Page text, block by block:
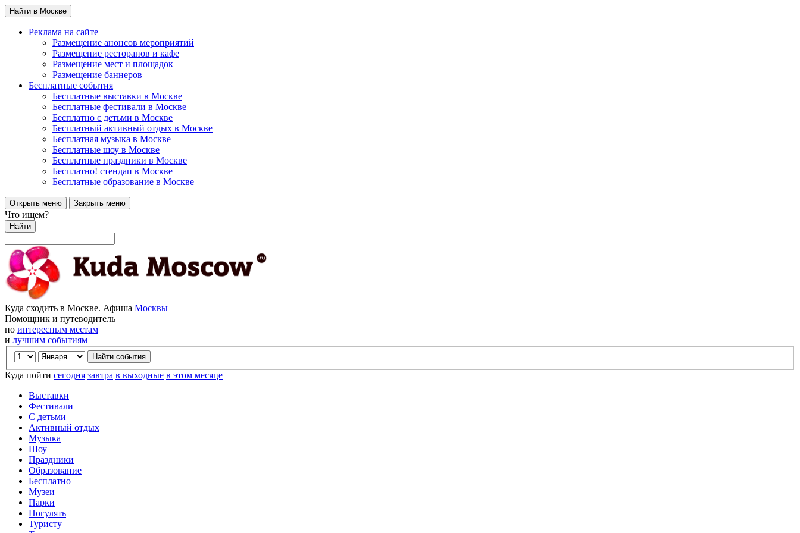
Найти в Москве
Реклама на сайте
Размещение анонсов мероприятий
Размещение ресторанов и кафе
Размещение мест и площадок
Размещение баннеров
Бесплатные события
Бесплатные выставки в Москве
Бесплатные фестивали в Москве
Бесплатно с детьми в Москве
Бесплатный активный отдых в Москве
Бесплатная музыка в Москве
Бесплатные шоу в Москве
Бесплатные праздники в Москве
Бесплатно! стендап в Москве
Бесплатные образование в Москве
Открыть меню Закрыть меню
Что ищем?
Найти
Куда сходить в Москве. Афиша Москвы
Помощник и путеводитель
по интересным местам
и лучшим событиям
Куда пойти сегодня завтра в выходные в этом месяце
Выставки
Фестивали
С детьми
Активный отдых
Музыка
Шоу
Праздники
Образование
Бесплатно
Музеи
Парки
Погулять
Туристу